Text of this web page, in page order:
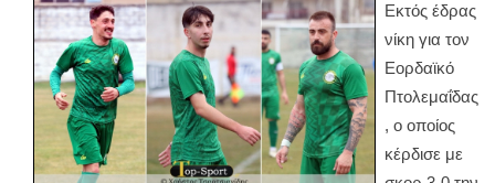
Εκτός έδρας
νίκη για τον
Εορδαϊκό
Πτολεμαΐδας
, ο οποίος
κέρδισε με